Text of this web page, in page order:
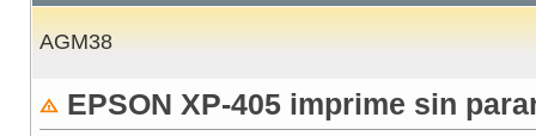
AGM38
EPSON XP-405 imprime sin